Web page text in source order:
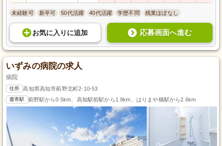
未経験可 新卒可 50代活躍 40代活躍 学歴不問 残業ほぼなし
お気に入り に追加 応募画面へ進む
いずみの病院の求人
病院
住所 高知県高知市薊野北町2-10-53
最寄駅 薊野駅から0.5km、高知駅前駅から1.9km、はりまや橋駅から2.6km